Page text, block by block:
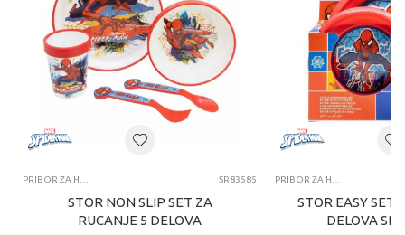
PRIBOR ZA HRANJENJE SR83585
STOR NON SLIP SET ZA
RUCANJE 5 DELOVA
PRIBOR ZA HRANJENJE
STOR EASY SET
DELOVA